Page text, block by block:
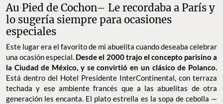
Au Pied de Cochon– Le recordaba a París y
lo sugería siempre para ocasiones
especiales
Este lugar era el favorito de mi abuelita cuando deseaba celebrar
una ocasión especial. Desde el 2000 trajo el concepto parisino a
la Ciudad de México, y se convirtió en un clásico de Polanco.
Está dentro del Hotel Presidente InterContinental, con terraza
techada y ese ambiente francés que a las abuelitas de otra
generación les encanta. El plato estrella es la sopa de cebolla —